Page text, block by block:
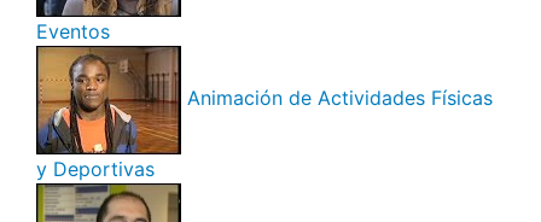
Eventos
Animación de Actividades Físicas
y Deportivas